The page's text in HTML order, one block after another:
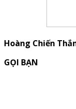
Hoàng Chiến
GỌI BẠN